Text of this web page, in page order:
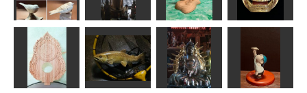
ユキヒメドリ
MINI
菩薩立像
かっちゃん
ゆめのき
ソノベイ
獅子口
msuganuma